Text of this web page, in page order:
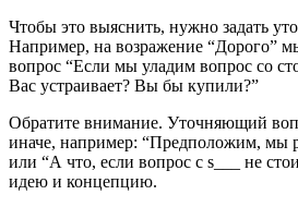
Чтобы это выяснить, нужно задать
Например, на возражение “Дорого”
вопрос “Если мы уладим вопрос со
Вас устраивает? Вы бы купили?”
Обратите внимание. Уточняющий
иначе, например: “Предположим, мы
или “А что, если вопрос с s___ не
идею и концепцию.